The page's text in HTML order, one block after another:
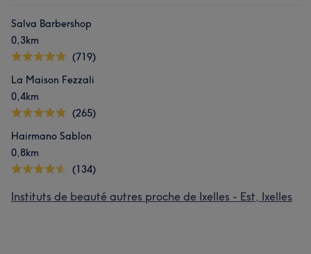
Salva Barbershop
0,3km
(719)
La Maison Fezzali
0,4km
(265)
Hairmano Sablon
0,8km
(134)
Instituts de beauté autres proche de Ixelles - Est, Ixelles